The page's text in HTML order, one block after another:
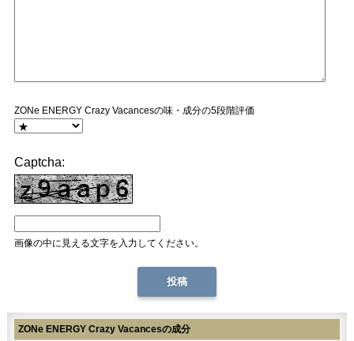
ZONe ENERGY Crazy Vacancesの味・成分の5段階評価
Captcha:
画像の中に見える文字を入力してください。
ZONe ENERGY Crazy Vacancesの成分